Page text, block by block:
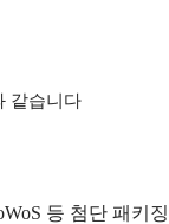
같습니다
등 첨단 패키